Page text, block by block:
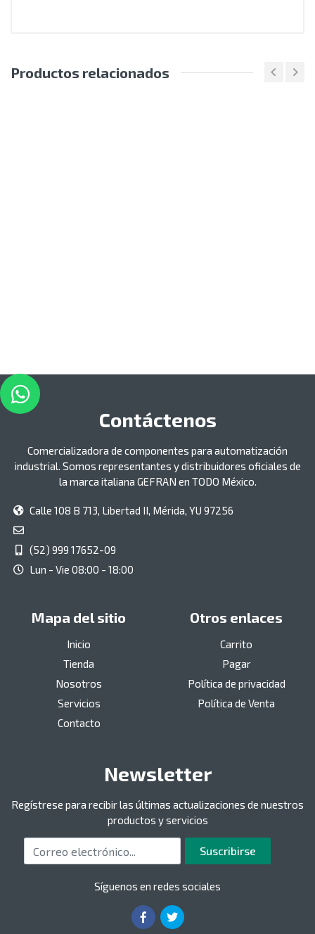
Productos relacionados
Contáctenos
Comercializadora de componentes para automatización
industrial. Somos representantes y distribuidores oficiales de
la marca italiana GEFRAN en TODO México.
Calle 108 B 713, Libertad II, Mérida, YU 97256
(52) 999 17652-09
Lun - Vie 08:00 - 18:00
Mapa del sitio
Inicio
Tienda
Nosotros
Servicios
Contacto
Otros enlaces
Carrito
Pagar
Política de privacidad
Política de Venta
Newsletter
Regístrese para recibir las últimas actualizaciones de nuestros
productos y servicios
Correo electrónico Suscribirse
Síguenos en redes sociales